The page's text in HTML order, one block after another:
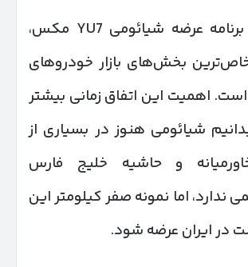
آوا موتورز با برنامه عرضه شیائومی YU7 مکس،
بخش‌های بازار خودروهای
اهمیت این اتفاق زمانی بیشتر
شیائومی هنوز در بسیاری از
و حاشیه خلیج فارس
ندارد، اما نمونه صفر کیلومتر این
در ایران عرضه شود.